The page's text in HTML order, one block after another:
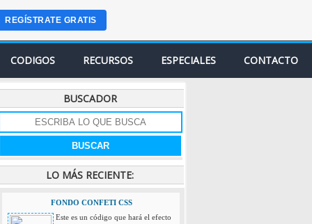
CODIGOS RECURSOS ESPECIALES CONTACTO
BUSCADOR
LO MÁS RECIENTE:
COLOR PREDETERNINADO NAVEGADOR
Ahora puedes darle al navegador un
color predeterminado para abrir tu
tu sitio web.
CAT.GENERADORES|VER RECURSO »
FONDO ESTILO MURALLA DE LADRILLO
CON CSS
Este es un efecto solamente con CSS,
el cual dara un efecto de muralla de
modificar los colores a tu estilo.
CAT.FORMAS CSS|VER RECURSO ?
FONDO CONFETI CSS
Este es un código que hará el efecto
REGÍSTRATE GRATIS